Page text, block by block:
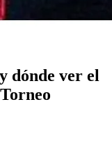
dónde ver el